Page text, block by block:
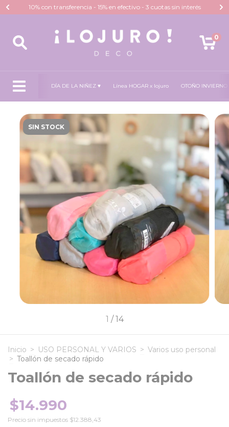
10% con transferencia - 15% en efectivo - 3 cuotas sin interés
0
DÍA DE LA NIÑEZ ♥ Línea HOGAR x lojuro OTOÑO INVIERNO
SIN STOCK
1 / 14
Inicio > USO PERSONAL Y VARIOS > Varios uso personal
> Toallón de secado rápido
Toallón de secado rápido
$14.990
Precio sin impuestos $12.388,43